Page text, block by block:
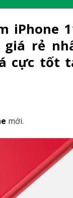
iPhone
giá rẻ
cực tốt
mới.